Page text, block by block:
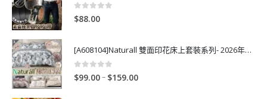
0 out of 5
$88.00
[A608104]Naturall 雙面印花床上套裝系列- 2026年秋季新款
0 out of 5
$99.00– $159.00P